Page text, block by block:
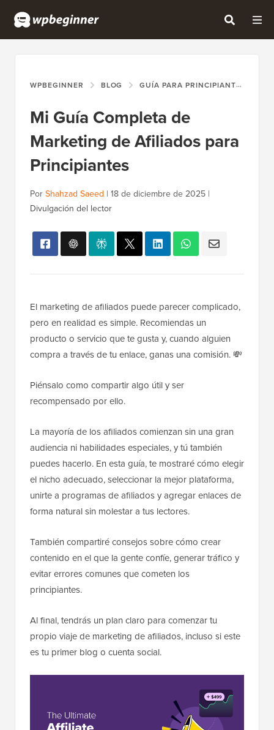
WPBEGINNER BLOG GUÍA PARA PRINCIPIANTES
Mi Guía Completa de
Marketing de Afiliados para
Principiantes
PorShahzad Saeed | 18 de diciembre de 2025 |
Divulgación del lector
El marketing de afiliados puede parecer complicado,
pero en realidad es simple. Recomiendas un
producto o servicio que te gusta y, cuando alguien
compra a través de tu enlace, ganas una comisión. 💸
Piénsalo como compartir algo útil y ser
recompensado por ello.
La mayoría de los afiliados comienzan sin una gran
audiencia ni habilidades especiales, y tú también
puedes hacerlo. En esta guía, te mostraré cómo elegir
el nicho adecuado, seleccionar la mejor plataforma,
unirte a programas de afiliados y agregar enlaces de
forma natural sin molestar a tus lectores.
También compartiré consejos sobre cómo crear
contenido en el que la gente confíe, generar tráfico y
evitar errores comunes que cometen los
principiantes.
Al final, tendrás un plan claro para comenzar tu
propio viaje de marketing de afiliados, incluso si este
es tu primer blog o cuenta social.